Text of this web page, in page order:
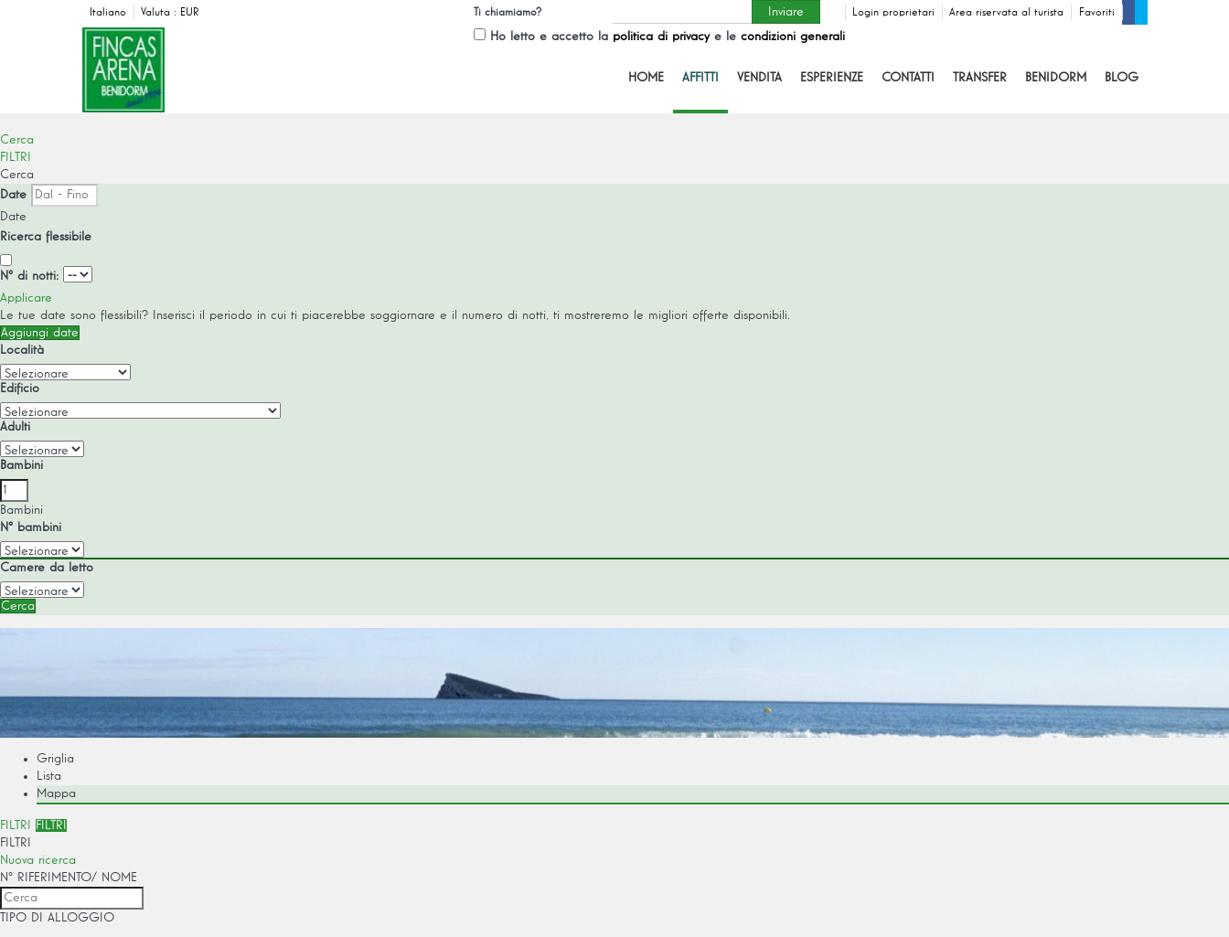
Italiano Valuta : EUR Favoriti
Area riservata al turista
Login proprietari
Ti chiamiamo?
Ho letto e accetto la politica di privacye le condizioni generali
HOME AFFITTI VENDITA ESPERIENZE CONTATTI TRANSFER BENIDORM BLOG
Cerca
FILTRI
Cerca
Date
Date
Ricerca flessibile
Nº di notti:
Applicare
Le tue date sono flessibili?
Inserisci il periodo in cui ti piacerebbe soggiornare e il numero di notti, ti mostreremo le migliori offerte disponibili.
Aggiungi date
Località
Edificio
Adulti
Bambini
Bambini
Nº bambini
Camere da letto
Cerca
Griglia
Lista
Mappa
FILTRI
FILTRI
FILTRI
Nuova ricerca
Nº RIFERIMENTO/ NOME
TIPO DI ALLOGGIO